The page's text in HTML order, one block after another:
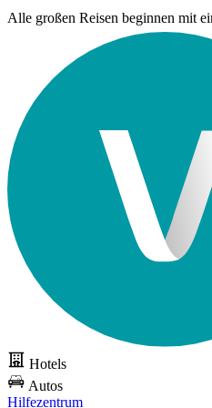
Alle großen Reisen beginnen mit
Hotels
Autos
Hilfezentrum